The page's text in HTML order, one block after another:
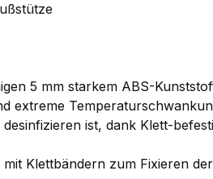
5 mm starkem ABS-
extreme
ist, dank Klett-
Klettbändern zum Fixieren